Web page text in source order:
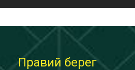
Правий берег